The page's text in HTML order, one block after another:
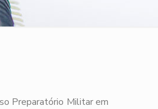
Preparatório Militar em